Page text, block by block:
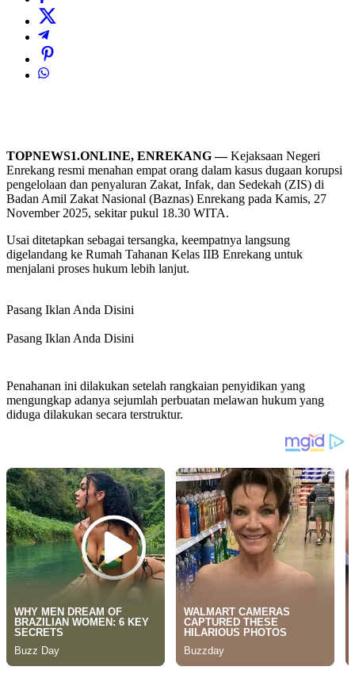
TOPNEWS1.ONLINE, ENREKANG —Kejaksaan Negeri
Enrekang resmi menahan empat orang dalam kasus dugaan korupsi
pengelolaan dan penyaluran Zakat, Infak, dan Sedekah (ZIS) di
Badan Amil Zakat Nasional (Baznas) Enrekang pada Kamis, 27
November 2025, sekitar pukul 18.30 WITA.
Usai ditetapkan sebagai tersangka, keempatnya langsung
digelandang ke Rumah Tahanan Kelas IIB Enrekang untuk
menjalani proses hukum lebih lanjut.
Pasang Iklan Anda Disini
Pasang Iklan Anda Disini
Penahanan ini dilakukan setelah rangkaian penyidikan yang
mengungkap adanya sejumlah perbuatan melawan hukum yang
diduga dilakukan secara terstruktur.